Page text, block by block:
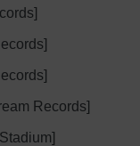
Records]